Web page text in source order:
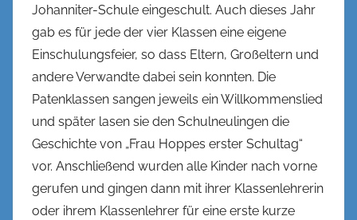
Johanniter-Schule eingeschult. Auch dieses Jahr
gab es für jede der vier Klassen eine eigene
Einschulungsfeier, so dass Eltern, Großeltern und
andere Verwandte dabei sein konnten. Die
Patenklassen sangen jeweils ein Willkommenslied
und später lasen sie den Schulneulingen die
Geschichte von „Frau Hoppes erster Schultag“
vor. Anschließend wurden alle Kinder nach vorne
gerufen und gingen dann mit ihrer Klassenlehrerin
oder ihrem Klassenlehrer für eine erste kurze